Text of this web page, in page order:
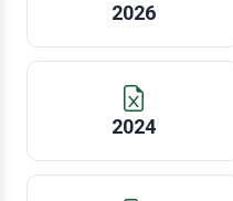
2026
2024